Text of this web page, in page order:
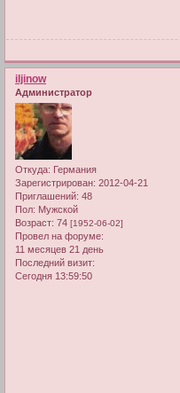
iljinow
Администратор
Откуда: Германия
Зарегистрирован: 2012-04-21
Приглашений: 48
Пол: Мужской
Возраст: 74 [1952-06-02]
Провел на форуме:
11 месяцев 21 день
Последний визит:
Сегодня 13:59:50